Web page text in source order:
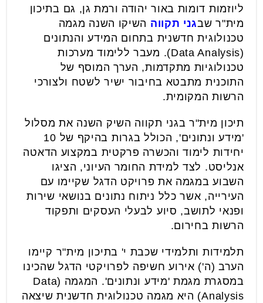
ליוזמות דומות באור יהודה ורמת גן, גם בתיכון
מית"ר שבגני תקווה השיקו השנה מגמה
טכנולוגית חדשנית בתחום המידע והנתונים
(Data Analysis). מעבר ללימוד מערכות
טכנולוגיות מתקדמות, הערך המוסף של
התוכנית מתבטא בחיבור ישיר לשטח ולצורכי
הרשות המקומית.
תיכון מית"ר בגני תקווה השיק השנה את מסלול
'מידע ונתונים', הכולל בגרות בהיקף של 10
יחידות לימוד והכשרה פרקטית במקצוע הדאטה
אנליסט. לצד למידת החומר העיוני, הציגו
השבוע במגמה את פרויקט הדגל שקיימו עם
העירייה, אשר כלל ניתוח נתונים בנושאי שירות
ופנאי לתושב, סיוע לבעלי העסקים ותפקוד
הרשות בחירום.
תלמידות ותלמידי שכבת י' בתיכון מית"ר קיימו
הערב (ה') אירוע חשיפה לפרויקטי הדגל שהכינו
במסגרת מגמת 'מידע ונתונים'. המגמה (Data
Analysis) היא מגמה טכנולוגית חדשנית שיצאה